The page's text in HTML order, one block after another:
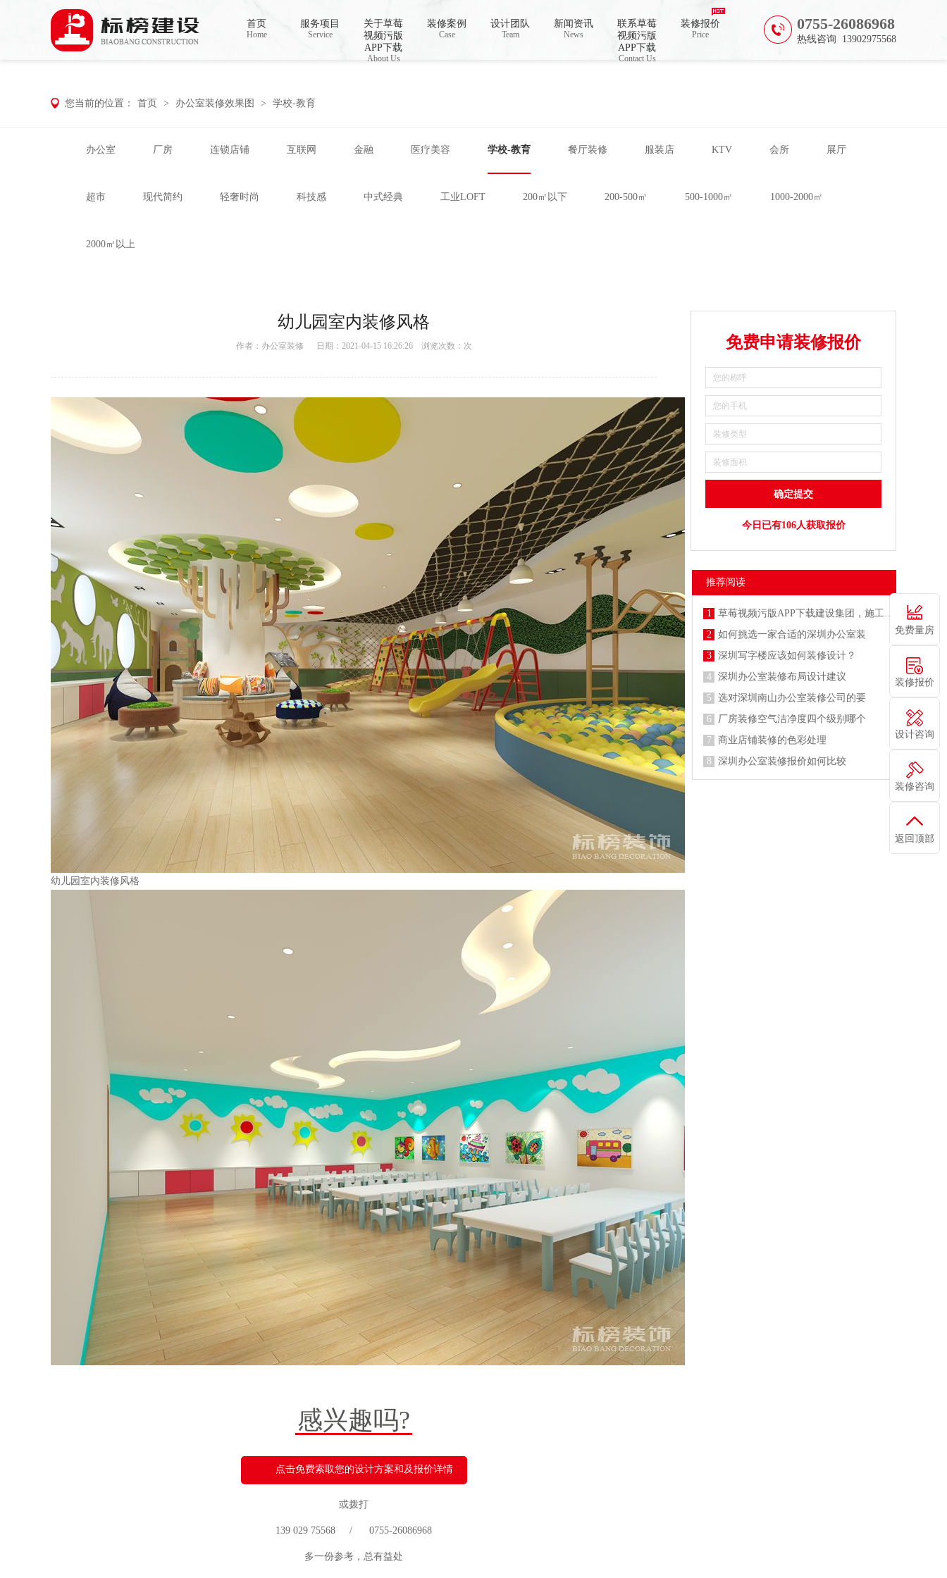
草莓视频污版APP下载,草莓视频APP在线播放,国产草莓视频在线观看,草莓视频色免费
0755-26086968
热线咨询 13902975568
首页
Home
服务项目
Service
关于草莓
视频污版
APP下载
About Us
装修案例
Case
设计团队
Team
新闻资讯
News
联系草莓
视频污版
APP下载
Contact Us
装修报价
Price
您当前的位置： 首页 > 办公室装修效果图 > 学校-教育
办公室 厂房 连锁店铺 互联网 金融 医疗美容 学校-教育 餐厅装修 服装店 KTV 会所 展厅
超市 现代简约 轻奢时尚 科技感 中式经典 工业LOFT 200㎡以下 200-500㎡ 500-1000㎡ 1000-2000㎡
2000㎡以上
幼儿园室内装修风格
作者： 办公室装修 日期：2021-04-15 16:26:26 浏览次数： 次
幼儿园室内装修风格
感兴趣吗?
点击免费索取您的设计方案和及报价详情
或拨打
139 029 75568 / 0755-26086968
多一份参考，总有益处
免费申请装修报价
今日已有106人获取报价
推荐阅读
1
草莓视频污版APP下载建设集团，施工防疫两不误
2
如何挑选一家合适的深圳办公室装
3
深圳写字楼应该如何装修设计？
4
深圳办公室装修布局设计建议
5
选对深圳南山办公室装修公司的要
6
厂房装修空气洁净度四个级别哪个
7
商业店铺装修的色彩处理
8
深圳办公室装修报价如何比较
免费量房
装修报价
设计咨询
装修咨询
返回顶部